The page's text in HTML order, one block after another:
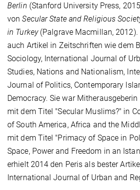
Berlin (Stanford University Press,
vonSecular State and Religious
in Turkey (Palgrave Macmillan,
auch Artikel in Zeitschriften wie dem
Sociology, International Journal of
Studies, Nations and Nationalism,
Journal of Politics, Contemporary
Democracy. Sie war
mit dem Titel "Secular Muslims?" in
of South America, Africa and the
mit dem Titel "Primacy of Space in
Space, Power and Freedom in an
erhielt 2014 den Peris als bester
International Journal of Urban and